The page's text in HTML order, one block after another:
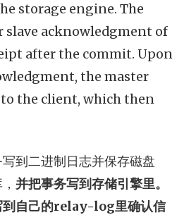
storage engine. The
slave acknowledgment of
after the commit. Upon
the master
the client, which then
到二进制日志并保存磁盘
并把事务写到存储引擎里。
到自己的relay-log里确认信